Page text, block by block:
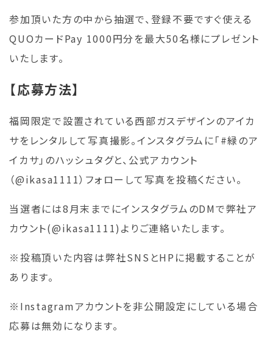
参加頂いた方の中から抽選で、登録不要ですぐ使える
QUOカードPay 1000円分を最大50名様にプレゼント
いたします。
【応募方法】
福岡限定で設置されている西部ガスデザインのアイカ
サをレンタルして写真撮影。インスタグラムに「#緑のア
イカサ」のハッシュタグと、公式アカウント
（@ikasa1111）フォローして写真を投稿ください。
当選者には8月末までにインスタグラムのDMで弊社ア
カウント(@ikasa1111)よりご連絡いたします。
※投稿頂いた内容は弊社SNSとHPに掲載することが
あります。
※Instagramアカウントを非公開設定にしている場合
応募は無効になります。